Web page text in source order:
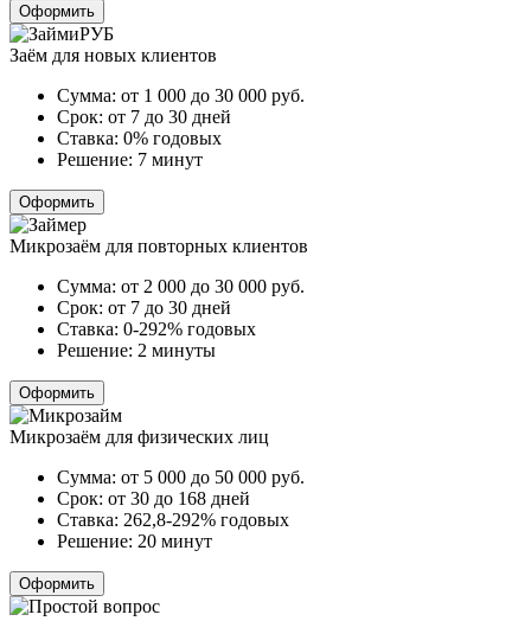
Оформить
Заём для новых клиентов
Сумма: от 1 000 до 30 000 руб.
Срок: от 7 до 30 дней
Ставка: 0% годовых
Решение: 7 минут
Оформить
Микрозаём для повторных клиентов
Сумма: от 2 000 до 30 000 руб.
Срок: от 7 до 30 дней
Ставка: 0-292% годовых
Решение: 2 минуты
Оформить
Микрозаём для физических лиц
Сумма: от 5 000 до 50 000 руб.
Срок: от 30 до 168 дней
Ставка: 262,8-292% годовых
Решение: 20 минут
Оформить